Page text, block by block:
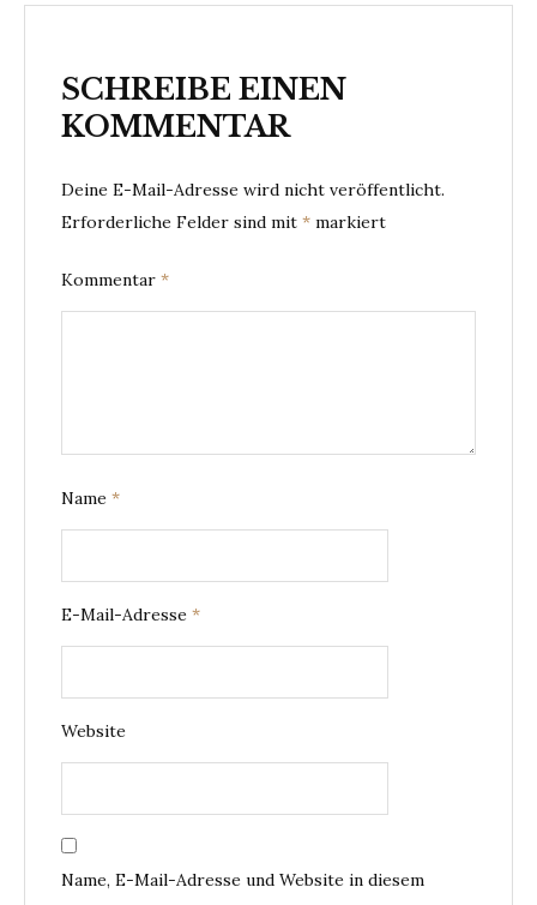
SCHREIBE EINEN
KOMMENTAR
Deine E-Mail-Adresse wird nicht veröffentlicht.
Erforderliche Felder sind mit * markiert
Kommentar *
Name *
E-Mail-Adresse *
Website
Name, E-Mail-Adresse und Website in diesem